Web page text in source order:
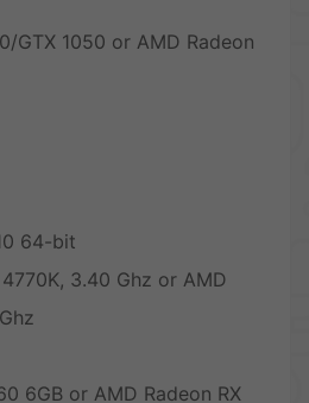
GTX 1050 or AMD Radeon
64-bit
3.40 Ghz or AMD
6GB or AMD Radeon RX